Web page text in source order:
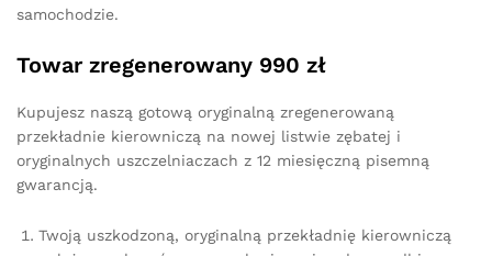
samochodzie.
Towar zregenerowany 990 zł
Kupujesz naszą gotową oryginalną zregenerowaną
przekładnie kierowniczą na nowej listwie zębatej i
oryginalnych uszczelniaczach z 12 miesięczną pisemną
gwarancją.
Twoją uszkodzoną, oryginalną przekładnię kierowniczą